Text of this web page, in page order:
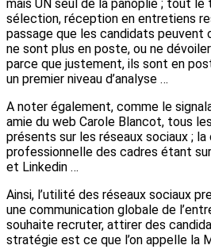
mais UN seul de la panoplie ; tout
sélection, réception en entretiens
passage que les candidats peuvent
ne sont plus en poste, ou ne
parce que justement, ils sont en
un premier niveau d’analyse …
A noter également, comme le
amie du web Carole Blancot, tous
présents sur les réseaux sociaux ;
professionnelle des cadres étant
et Linkedin …
Ainsi, l’utilité des réseaux sociaux
une communication globale de
souhaite recruter, attirer des
stratégie est ce que l’on appelle la